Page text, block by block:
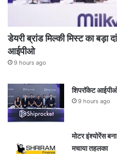
डेयरी ब्रांड मिल्की मिस्ट का
आईपीओ
9 hours ago
शिपरॉकेट
9 hours ago
मोटर इंश्योरेंस
मचाया तहलका